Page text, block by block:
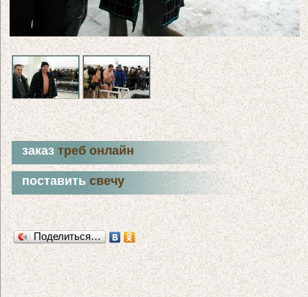
заказтреб онлайн
поставитьсвечу
Поделиться…